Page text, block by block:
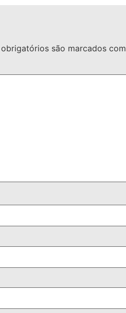
são marcados com